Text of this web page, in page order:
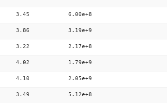
3.45 6.00e+8
3.86 3.19e+9
3.22 2.17e+8
4.02 1.79e+9
4.10 2.05e+9
3.49 5.12e+8